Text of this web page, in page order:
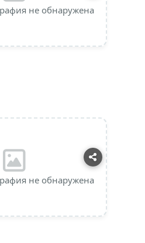
не обнаружена
не обнаружена